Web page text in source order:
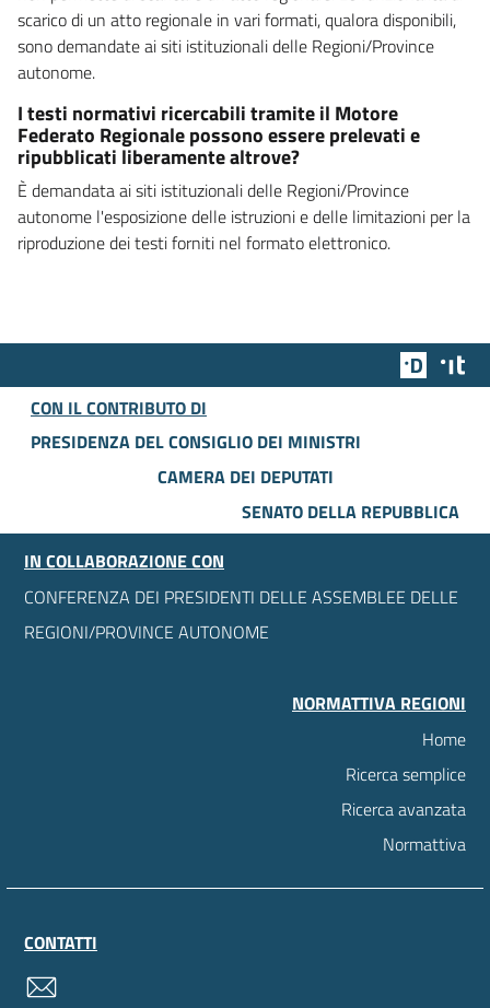
scarico di un atto regionale in vari formati, qualora disponibili,
sono demandate ai siti istituzionali delle Regioni/Province
autonome.
I testi normativi ricercabili tramite il Motore
Federato Regionale possono essere prelevati e
ripubblicati liberamente altrove?
È demandata ai siti istituzionali delle Regioni/Province
autonome l'esposizione delle istruzioni e delle limitazioni per la
riproduzione dei testi forniti nel formato elettronico.
Team
CON IL CONTRIBUTO DI
PRESIDENZA DEL CONSIGLIO DEI MINISTRI
CAMERA DEI DEPUTATI
SENATO DELLA REPUBBLICA
IN COLLABORAZIONE CON
CONFERENZA DEI PRESIDENTI DELLE ASSEMBLEE DELLE
REGIONI/PROVINCE AUTONOME
NORMATTIVA REGIONI
Home
Ricerca semplice
Ricerca avanzata
Normattiva
CONTATTI